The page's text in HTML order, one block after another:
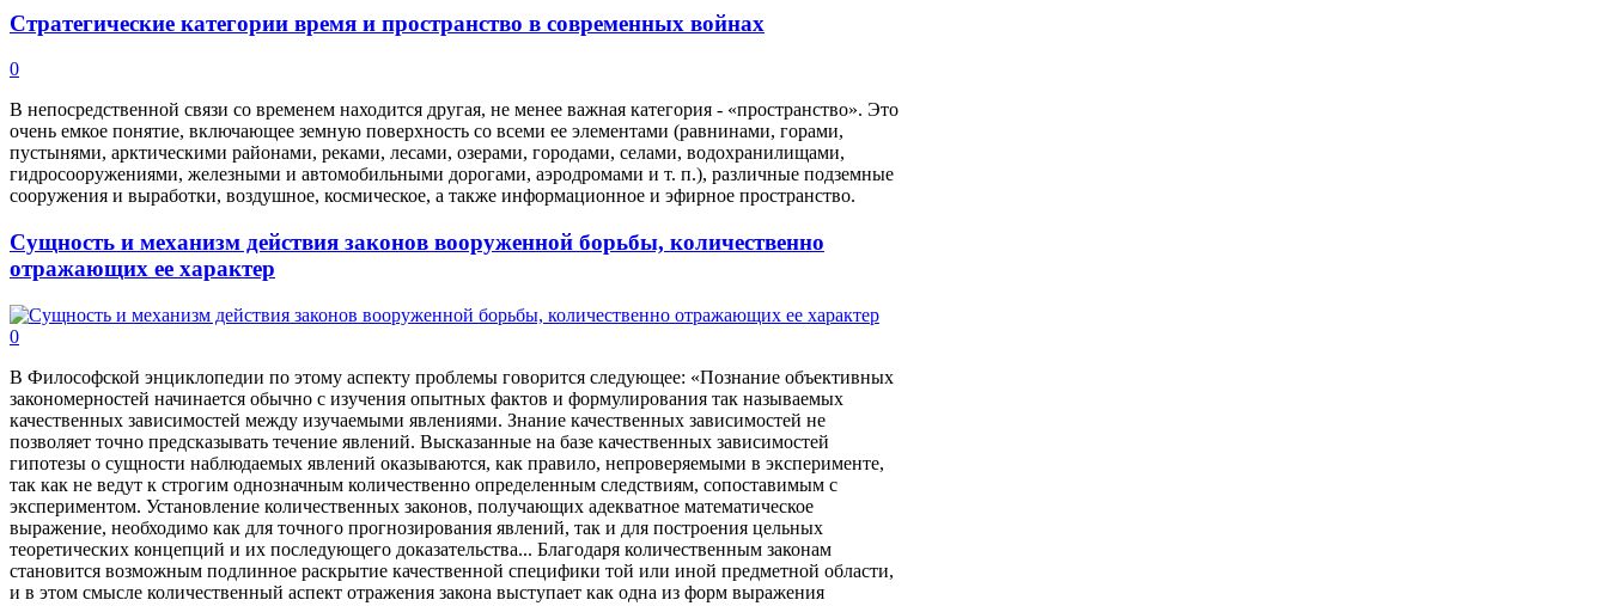
Стратегические категории время и пространство в современных войнах
0
В непосредственной связи со временем находится другая, не менее важная категория - «пространство». Это
очень емкое понятие, включающее земную поверхность со всеми ее элементами (равнинами, горами,
пустынями, арктическими районами, реками, лесами, озерами, городами, селами, водохранилищами,
гидросооружениями, железными и автомобильными дорогами, аэродромами и т. п.), различные подземные
сооружения и выработки, воздушное, космическое, а также информационное и эфирное пространство.
Сущность и механизм действия законов вооруженной борьбы, количественно
отражающих ее характер
0
В Философской энциклопедии по этому аспекту проблемы говорится следующее: «Познание объективных
закономерностей начинается обычно с изучения опытных фактов и формулирования так называемых
качественных зависимостей между изучаемыми явлениями. Знание качественных зависимостей не
позволяет точно предсказывать течение явлений. Высказанные на базе качественных зависимостей
гипотезы о сущности наблюдаемых явлений оказываются, как правило, непроверяемыми в эксперименте,
так как не ведут к строгим однозначным количественно определенным следствиям, сопоставимым с
экспериментом. Установление количественных законов, получающих адекватное математическое
выражение, необходимо как для точного прогнозирования явлений, так и для построения цельных
теоретических концепций и их последующего доказательства... Благодаря количественным законам
становится возможным подлинное раскрытие качественной специфики той или иной предметной области,
и в этом смысле количественный аспект отражения закона выступает как одна из форм выражения